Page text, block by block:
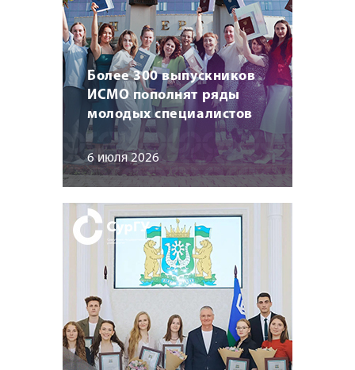
Более 300 выпускников
ИСМО пополнят ряды
молодых специалистов
6 июля 2026